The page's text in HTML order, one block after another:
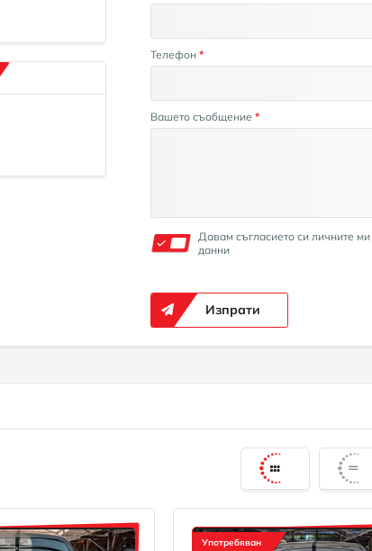
Телефон*
Вашето съобщение*
Давам съгласието си личните
данни
Изпрати
Употребяван